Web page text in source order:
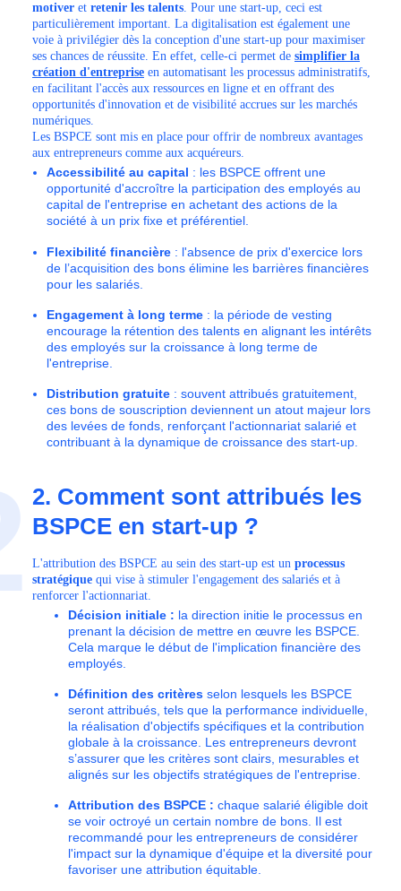
motiver et retenir les talents. Pour une start-up, ceci est
particulièrement important. La digitalisation est également une
voie à privilégier dès la conception d'une start-up pour maximiser
ses chances de réussite. En effet, celle-ci permet de simplifier la
création d'entreprise en automatisant les processus administratifs,
en facilitant l'accès aux ressources en ligne et en offrant des
opportunités d'innovation et de visibilité accrues sur les marchés
numériques.
Les BSPCE sont mis en place pour offrir de nombreux avantages
aux entrepreneurs comme aux acquéreurs.
Accessibilité au capital : les BSPCE offrent une
opportunité d'accroître la participation des employés au
capital de l'entreprise en achetant des actions de la
société à un prix fixe et préférentiel.
Flexibilité financière : l'absence de prix d'exercice lors
de l’acquisition des bons élimine les barrières financières
pour les salariés.
Engagement à long terme : la période de vesting
encourage la rétention des talents en alignant les intérêts
des employés sur la croissance à long terme de
l'entreprise.
Distribution gratuite : souvent attribués gratuitement,
ces bons de souscription deviennent un atout majeur lors
des levées de fonds, renforçant l'actionnariat salarié et
contribuant à la dynamique de croissance des start-up.
2. Comment sont attribués les
BSPCE en start-up ?
L'attribution des BSPCE au sein des start-up est un processus
stratégique qui vise à stimuler l'engagement des salariés et à
renforcer l'actionnariat.
Décision initiale : la direction initie le processus en
prenant la décision de mettre en œuvre les BSPCE.
Cela marque le début de l'implication financière des
employés.
Définition des critères selon lesquels les BSPCE
seront attribués, tels que la performance individuelle,
la réalisation d'objectifs spécifiques et la contribution
globale à la croissance. Les entrepreneurs devront
s’assurer que les critères sont clairs, mesurables et
alignés sur les objectifs stratégiques de l'entreprise.
Attribution des BSPCE : chaque salarié éligible doit
se voir octroyé un certain nombre de bons. Il est
recommandé pour les entrepreneurs de considérer
l'impact sur la dynamique d'équipe et la diversité pour
favoriser une attribution équitable.